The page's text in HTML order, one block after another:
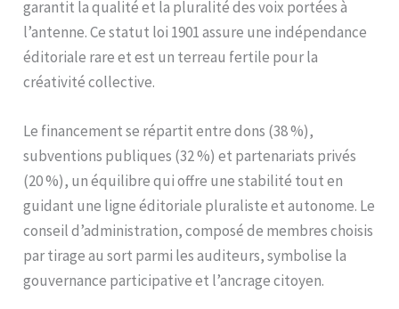
garantit la qualité et la pluralité des voix portées à
l’antenne. Ce statut loi 1901 assure une indépendance
éditoriale rare et est un terreau fertile pour la
créativité collective.
Le financement se répartit entre dons (38 %),
subventions publiques (32 %) et partenariats privés
(20 %), un équilibre qui offre une stabilité tout en
guidant une ligne éditoriale pluraliste et autonome. Le
conseil d’administration, composé de membres choisis
par tirage au sort parmi les auditeurs, symbolise la
gouvernance participative et l’ancrage citoyen.